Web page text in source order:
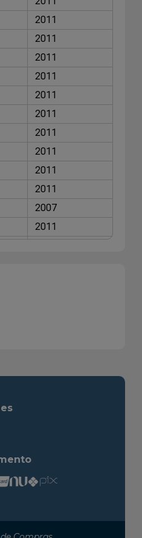
2011
2011
2011
2011
2011
2011
2011
2011
2011
2011
2007
2011
2011